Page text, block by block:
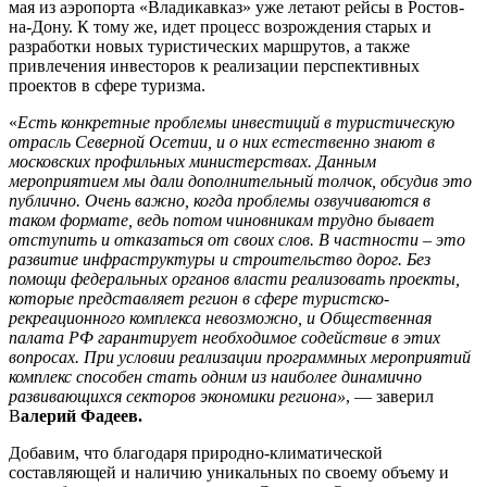
мая из аэропорта «Владикавказ» уже летают рейсы в Ростов-
на-Дону. К тому же, идет процесс возрождения старых и
разработки новых туристических маршрутов, а также
привлечения инвесторов к реализации перспективных
проектов в сфере туризма.
«Есть конкретные проблемы инвестиций в туристическую
отрасль Северной Осетии, и о них естественно знают в
московских профильных министерствах. Данным
мероприятием мы дали дополнительный толчок, обсудив это
публично. Очень важно, когда проблемы озвучиваются в
таком формате, ведь потом чиновникам трудно бывает
отступить и отказаться от своих слов. В частности – это
развитие инфраструктуры и строительство дорог. Без
помощи федеральных органов власти реализовать проекты,
которые представляет регион в сфере туристско-
рекреационного комплекса невозможно, и Общественная
палата РФ гарантирует необходимое содействие в этих
вопросах. При условии реализации программных мероприятий
комплекс способен стать одним из наиболее динамично
развивающихся секторов экономики региона», — заверил
Валерий Фадеев.
Добавим, что благодаря природно-климатической
составляющей и наличию уникальных по своему объему и